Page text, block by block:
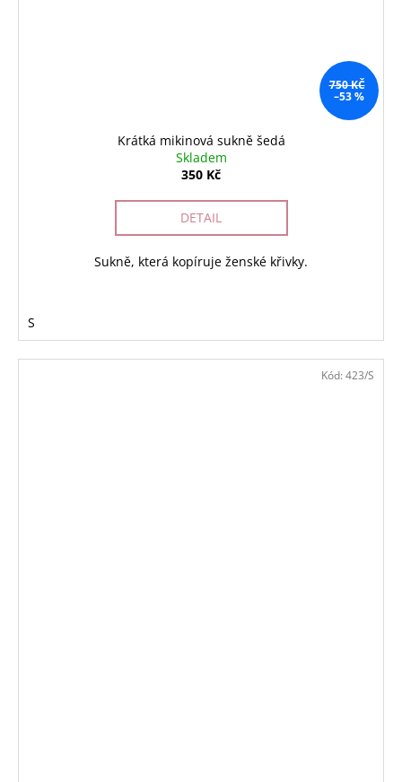
750 KČ
–53 %
Krátká mikinová sukně šedá
Skladem
350 Kč
DETAIL
Sukně, která kopíruje ženské křivky.
S
Kód: 423/S